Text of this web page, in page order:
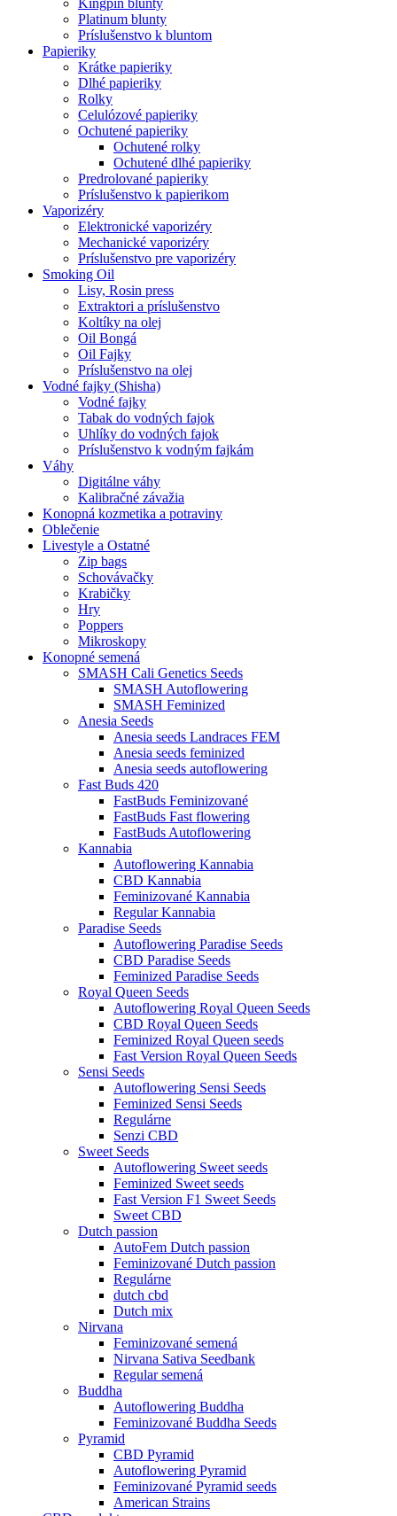
Kingpin blunty
Platinum blunty
Príslušenstvo k bluntom
Papieriky
Krátke papieriky
Dlhé papieriky
Rolky
Celulózové papieriky
Ochutené papieriky
Ochutené rolky
Ochutené dlhé papieriky
Predrolované papieriky
Príslušenstvo k papierikom
Vaporizéry
Elektronické vaporizéry
Mechanické vaporizéry
Príslušenstvo pre vaporizéry
Smoking Oil
Lisy, Rosin press
Extraktori a príslušenstvo
Koltíky na olej
Oil Bongá
Oil Fajky
Príslušenstvo na olej
Vodné fajky (Shisha)
Vodné fajky
Tabak do vodných fajok
Uhlíky do vodných fajok
Príslušenstvo k vodným fajkám
Váhy
Digitálne váhy
Kalibračné závažia
Konopná kozmetika a potraviny
Oblečenie
Livestyle a Ostatné
Zip bags
Schovávačky
Krabičky
Hry
Poppers
Mikroskopy
Konopné semená
SMASH Cali Genetics Seeds
SMASH Autoflowering
SMASH Feminized
Anesia Seeds
Anesia seeds Landraces FEM
Anesia seeds feminized
Anesia seeds autoflowering
Fast Buds 420
FastBuds Feminizované
FastBuds Fast flowering
FastBuds Autoflowering
Kannabia
Autoflowering Kannabia
CBD Kannabia
Feminizované Kannabia
Regular Kannabia
Paradise Seeds
Autoflowering Paradise Seeds
CBD Paradise Seeds
Feminized Paradise Seeds
Royal Queen Seeds
Autoflowering Royal Queen Seeds
CBD Royal Queen Seeds
Feminized Royal Queen seeds
Fast Version Royal Queen Seeds
Sensi Seeds
Autoflowering Sensi Seeds
Feminized Sensi Seeds
Regulárne
Senzi CBD
Sweet Seeds
Autoflowering Sweet seeds
Feminized Sweet seeds
Fast Version F1 Sweet Seeds
Sweet CBD
Dutch passion
AutoFem Dutch passion
Feminizované Dutch passion
Regulárne
dutch cbd
Dutch mix
Nirvana
Feminizované semená
Nirvana Sativa Seedbank
Regular semená
Buddha
Autoflowering Buddha
Feminizované Buddha Seeds
Pyramid
CBD Pyramid
Autoflowering Pyramid
Feminizované Pyramid seeds
American Strains